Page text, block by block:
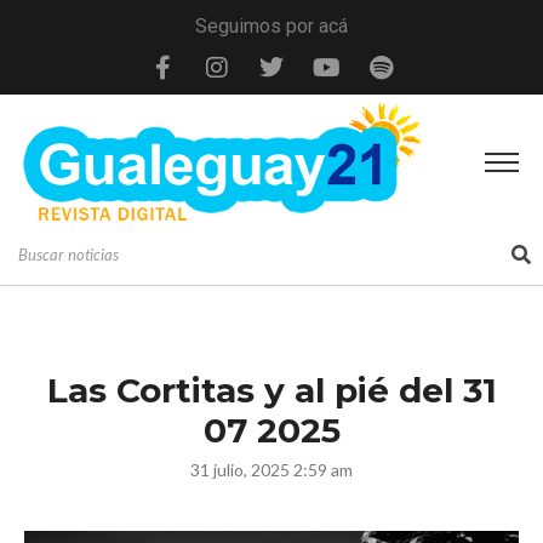
Seguimos por acá
Las Cortitas y al pié del 31
07 2025
31 julio, 2025 2:59 am